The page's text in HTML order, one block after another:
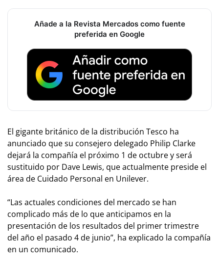
Añade a la Revista Mercados como fuente
preferida en Google
El gigante británico de la distribución Tesco ha
anunciado que su consejero delegado Philip Clarke
dejará la compañía el próximo 1 de octubre y será
sustituido por Dave Lewis, que actualmente preside el
área de Cuidado Personal en Unilever.
“Las actuales condiciones del mercado se han
complicado más de lo que anticipamos en la
presentación de los resultados del primer trimestre
del año el pasado 4 de junio”, ha explicado la compañía
en un comunicado.